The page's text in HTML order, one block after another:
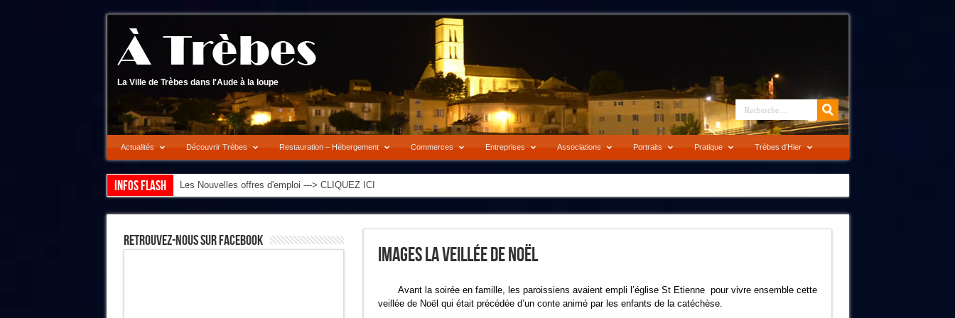
La Ville de Trèbes dans l'Aude à la loupe
Actualités Découvrir Trèbes Restauration – Hébergement Commerces Entreprises Associations Portraits Pratique Trèbes d’Hier
Infos flash Les Nouvelles offres d'emploi ---> CLIQUEZ ICI
Images La Veillée De Noël
Avant la soirée en famille, les paroissiens avaient empli l’église St Etienne pour vivre ensemble cette
veillée de Noël qui était précédée d’un conte animé par les enfants de la catéchèse.
Retrouvez-Nous Sur Facebook